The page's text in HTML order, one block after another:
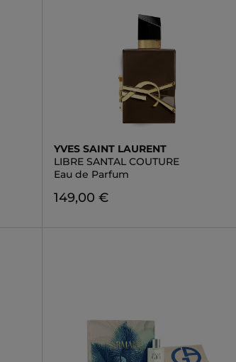
YVES SAINT LAURENT
LIBRE SANTAL COUTURE
Eau de Parfum
149,00 €